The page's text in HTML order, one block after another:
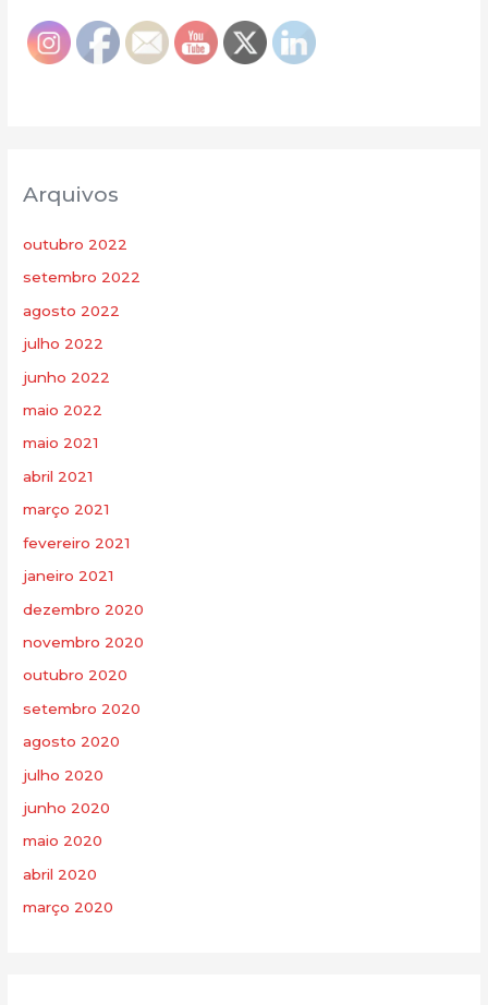
Arquivos
outubro 2022
setembro 2022
agosto 2022
julho 2022
junho 2022
maio 2022
maio 2021
abril 2021
março 2021
fevereiro 2021
janeiro 2021
dezembro 2020
novembro 2020
outubro 2020
setembro 2020
agosto 2020
julho 2020
junho 2020
maio 2020
abril 2020
março 2020